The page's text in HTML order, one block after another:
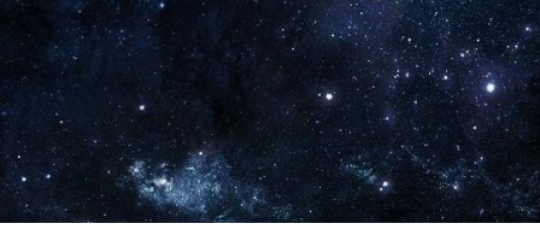
Plus de 2800 critiques de films